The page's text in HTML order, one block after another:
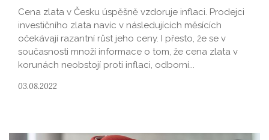
Cena zlata v Česku úspěšně vzdoruje inflaci. Prodejci
investičního zlata navíc v následujících měsících
očekávají razantní růst jeho ceny. I přesto, že se v
současnosti množí informace o tom, že cena zlata v
korunách neobstojí proti inflaci, odborní...
03.08.2022